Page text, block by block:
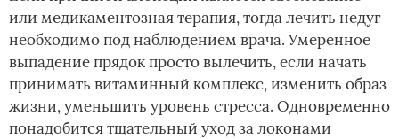
или медикаментозная терапия, тогда лечить недуг
необходимо под наблюдением врача. Умеренное
выпадение прядок просто вылечить, если начать
принимать витаминный комплекс, изменить образ
жизни, уменьшить уровень стресса. Одновременно
понадобится тщательный уход за локонами